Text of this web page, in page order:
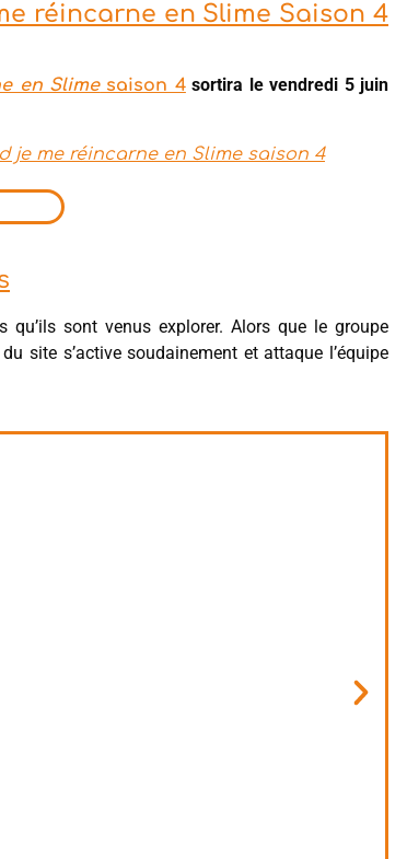
réincarne en Slime Saison 4
en Slimesaison 4sortira le vendredi 5 juin
je me réincarne en Slime saison 4
sont venus explorer. Alors que le groupe
site s’active soudainement et attaque l’équipe